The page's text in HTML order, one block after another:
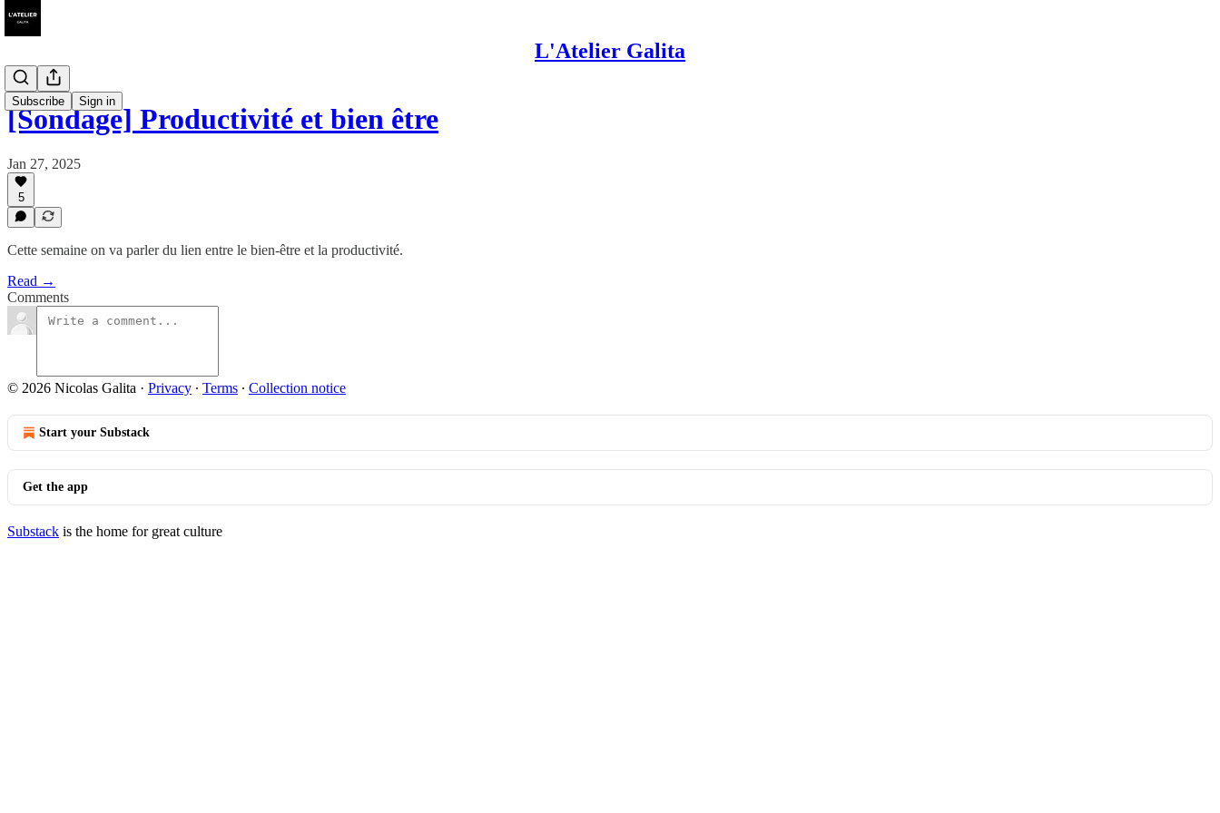
L'Atelier Galita
Subscribe Sign in
[Sondage] Productivité et bien être
Jan 27, 2025
5
Cette semaine on va parler du lien entre le bien-être et la productivité.
Read →
Comments
© 2026 Nicolas Galita · Privacy ∙ Terms ∙ Collection notice
Start your Substack
Get the app
Substack is the home for great culture